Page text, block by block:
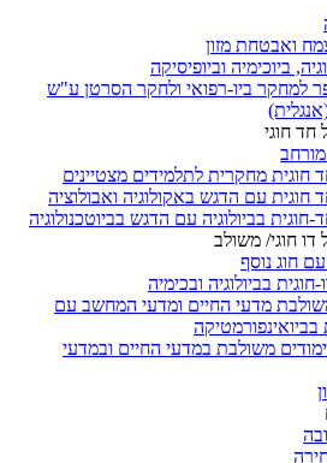
ואבטחת מזון
ביוכימיה וביופיסיקה
למחקר ביו-רפואי ולחקר הסרטן ע"ש
חד חוגי
מורחב
חוגית מחקרית לתלמידים מצטיינים
חוגית עם הדגש באקולוגיה ואבולוציה
חוגית בביולוגיה עם הדגש בביוטכנולוגיה
דו חוגי/ משולב
עם חוג נוסף
חוגית בביולוגיה ובכימיה
מדעי החיים ומדעי המחשב עם
משולבת במדעי החיים ובמדעי